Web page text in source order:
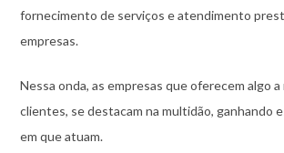
fornecimento de serviços e atendimento
empresas.
Nessa onda, as empresas que oferecem algo a
clientes, se destacam na multidão, ganhando
em que atuam.